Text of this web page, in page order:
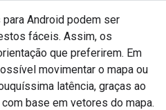
Android podem ser
fáceis. Assim, os
que preferirem. Em
movimentar o mapa ou
latência, graças ao
base em vetores do mapa.